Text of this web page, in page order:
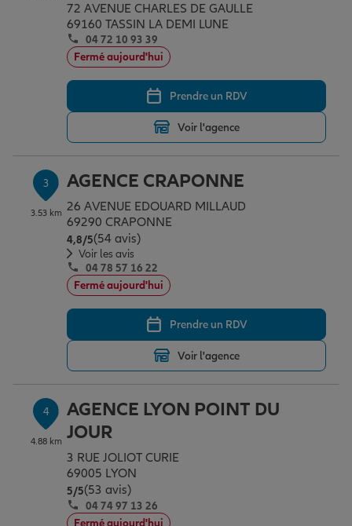
Transmission
Départ à la retraite
Préparer l’avenir
Assurance habitation
Le Pack Famille
Garantie des accidents de la vie
Assurance scolaire
Protection juridique
Retraite
Tous nos devis d'assurance
Allianz en France
72 AVENUE CHARLES DE GAULLE
69160 TASSIN LA DEMI LUNE
04 72 10 93 39
Fermé aujourd'hui
Prendre un RDV
Voir l'agence
3
3.53 km
AGENCE CRAPONNE
26 AVENUE EDOUARD MILLAUD
69290 CRAPONNE
4,8/5Note de 4.8 sur 5
(54 avis)
Voir les avis
04 78 57 16 22
Fermé aujourd'hui
Prendre un RDV
Voir l'agence
4
4.88 km
AGENCE LYON POINT DU
JOUR
3 RUE JOLIOT CURIE
69005 LYON
5/5Note de 5 sur 5
(53 avis)
04 74 97 13 26
Fermé aujourd'hui